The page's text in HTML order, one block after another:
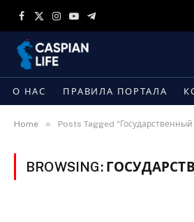
Facebook
X
Instagram
YouTubeTelegram
О НАС ПРАВИЛА ПОРТАЛА
Home » Posts Tagged
BROWSING: